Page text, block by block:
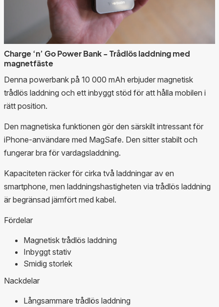
Charge ‘n’ Go Power Bank - Trådlös laddning med
magnetfäste
Denna powerbank på 10 000 mAh erbjuder magnetisk
trådlös laddning och ett inbyggt stöd för att hålla mobilen i
rätt position.
Den magnetiska funktionen gör den särskilt intressant för
iPhone-användare med MagSafe. Den sitter stabilt och
fungerar bra för vardagsladdning.
Kapaciteten räcker för cirka två laddningar av en
smartphone, men laddningshastigheten via trådlös laddning
är begränsad jämfört med kabel.
Fördelar
Magnetisk trådlös laddning
Inbyggt stativ
Smidig storlek
Nackdelar
Långsammare trådlös laddning